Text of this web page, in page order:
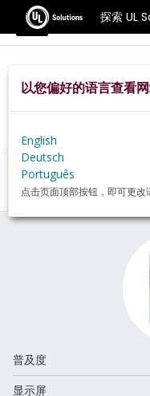
探索 UL
基准测试
Home Zh Hans
Realme
普及度
显示屏
以您偏好的语言查看
English
Deutsch
Português
点击页面顶部按钮，即可更改